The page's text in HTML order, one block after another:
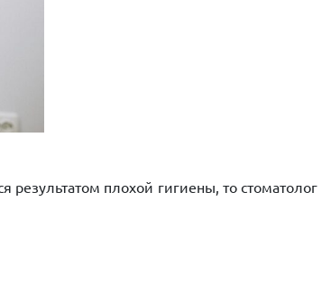
плохой гигиены, то стоматолог